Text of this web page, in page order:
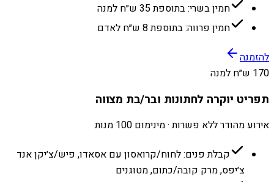
חמין בשרי: בתוספת 35 ש״ח למנה
חמין פרווה: בתוספת 8 ש״ח לאדם
להזמנה
170 ש״ח למנה
תפריט יוקרה לחתונות ובר/בת מצווה
אירוע מהודר ללא פשרות · מינימום 100 מנות
קבלת פנים: לחוח/קרואסון עם אסאדו, פיש/צ׳יקן אנד
צ׳יפס, מרק קובה/כתום, מטוגנים